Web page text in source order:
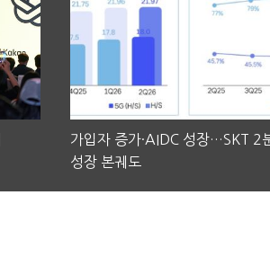
가입자 증가·AIDC 성장…SKT 2
성장 본궤도